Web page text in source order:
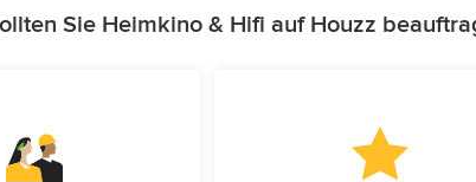
Sie Heimkino & Hifi auf Houzz